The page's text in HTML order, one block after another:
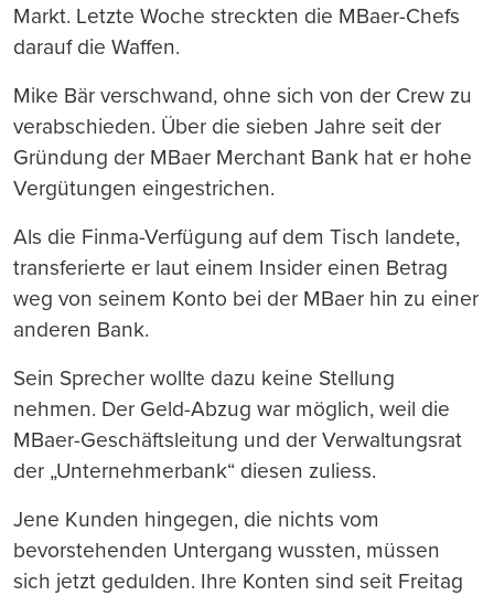
Markt. Letzte Woche streckten die MBaer-Chefs
darauf die Waffen.
Mike Bär verschwand, ohne sich von der Crew zu
verabschieden. Über die sieben Jahre seit der
Gründung der MBaer Merchant Bank hat er hohe
Vergütungen eingestrichen.
Als die Finma-Verfügung auf dem Tisch landete,
transferierte er laut einem Insider einen Betrag
weg von seinem Konto bei der MBaer hin zu einer
anderen Bank.
Sein Sprecher wollte dazu keine Stellung
nehmen. Der Geld-Abzug war möglich, weil die
MBaer-Geschäftsleitung und der Verwaltungsrat
der „Unternehmerbank“ diesen zuliess.
Jene Kunden hingegen, die nichts vom
bevorstehenden Untergang wussten, müssen
sich jetzt gedulden. Ihre Konten sind seit Freitag